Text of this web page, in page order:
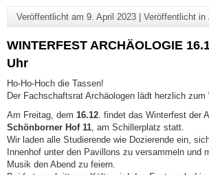
Veröffentlicht am 9. April 2023| Veröffentlicht in
WINTERFEST ARCHÄOLOGIE
Uhr
Ho-Ho-Hoch die Tassen!
Der Fachschaftsrat Archäologen lädt herzlich zum
Am Freitag, dem 16.12. findet das Winterfest der
Schönborner Hof 11, am Schillerplatz statt.
Wir laden alle Studierende wie Dozierende ein,
Innenhof unter den Pavillons zu versammeln und
Musik den Abend zu feiern.